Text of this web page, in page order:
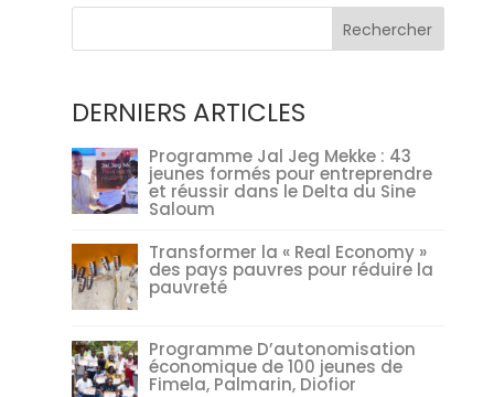
DERNIERS ARTICLES
Programme Jal Jeg Mekke : 43
jeunes formés pour entreprendre
et réussir dans le Delta du Sine
Saloum
Transformer la « Real Economy »
des pays pauvres pour réduire la
pauvreté
Programme D’autonomisation
économique de 100 jeunes de
Fimela, Palmarin, Diofior